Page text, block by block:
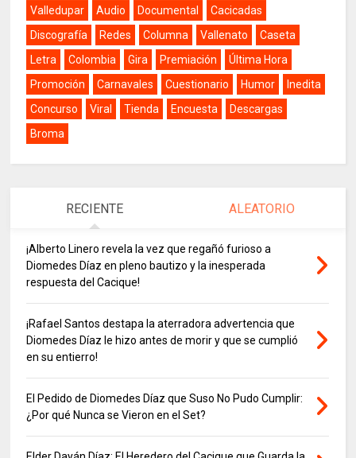
Valledupar
Audio Documental
Cacicadas
Discografía
Redes Columna Vallenato
Caseta
Letra
Colombia Gira Premiación
Última Hora
Promoción
Carnavales Cuestionario Humor
Inedita
Concurso
Viral Tienda Encuesta
Descargas
Broma
RECIENTE ALEATORIO
¡Alberto Linero revela la vez que regañó furioso a
Diomedes Díaz en pleno bautizo y la inesperada
respuesta del Cacique!
¡Rafael Santos destapa la aterradora advertencia que
Diomedes Díaz le hizo antes de morir y que se cumplió
en su entierro!
El Pedido de Diomedes Díaz que Suso No Pudo Cumplir:
¿Por qué Nunca se Vieron en el Set?